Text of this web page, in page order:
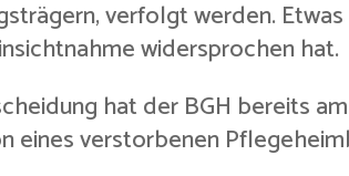
verfolgt werden.
widersprochen hat.
hat der BGH bereits
eines verstorbenen